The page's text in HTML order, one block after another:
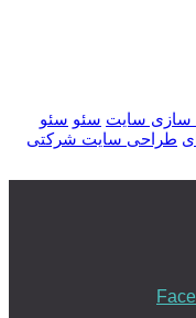
سازی سایت سئو سئو
طراحی سایت شرکتی